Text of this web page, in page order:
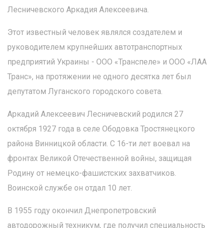
Лесничевского Аркадия Алексеевича.
Этот известный человек являлся создателем и
руководителем крупнейших автотранспортных
предприятий Украины - ООО «Транспеле» и ООО «ЛАА
Транс», на протяжении не одного десятка лет был
депутатом Луганского городского совета.
Аркадий Алексеевич Лесничевский родился 27
октября 1927 года в селе Ободовка Тростянецкого
района Винницкой области. С 16-ти лет воевал на
фронтах Великой Отечественной войны, защищая
Родину от немецко-фашистских захватчиков.
Воинской службе он отдал 10 лет.
В 1955 году окончил Днепропетровский
автодорожный техникум, где получил специальность